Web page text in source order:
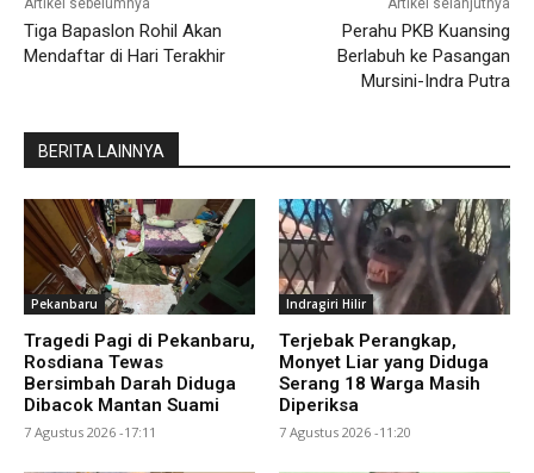
Artikel sebelumnya
Tiga Bapaslon Rohil Akan
Mendaftar di Hari Terakhir
Artikel selanjutnya
Perahu PKB Kuansing
Berlabuh ke Pasangan
Mursini-Indra Putra
BERITA LAINNYA
Pekanbaru
Tragedi Pagi di Pekanbaru,
Rosdiana Tewas
Bersimbah Darah Diduga
Dibacok Mantan Suami
7 Agustus 2026 -17:11
Indragiri Hilir
Terjebak Perangkap,
Monyet Liar yang Diduga
Serang 18 Warga Masih
Diperiksa
7 Agustus 2026 -11:20